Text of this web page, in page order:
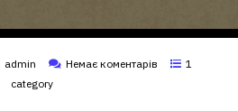
admin Немає коментарів
1
category